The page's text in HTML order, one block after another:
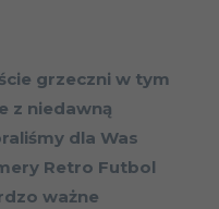
grzeczni w tym
z niedawną
dla Was
Retro Futbol
ważne